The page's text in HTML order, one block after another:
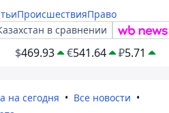
ПроисшествияПраво
в сравнении
$469.93 €541.64 ₽5.71
на сегодня
Все новости